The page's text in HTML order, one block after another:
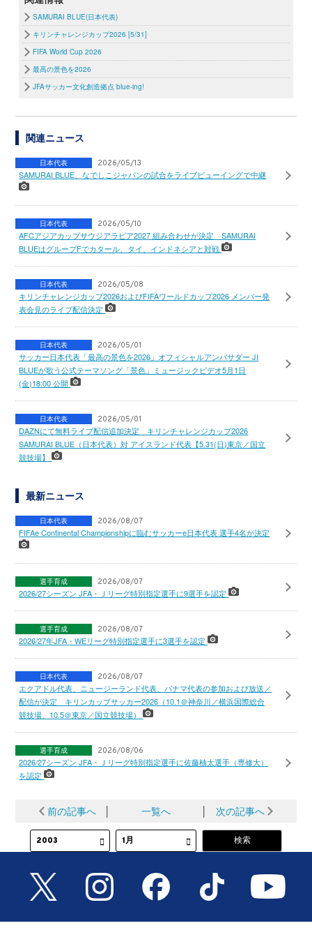
SAMURAI BLUE(日本代表)
キリンチャレンジカップ2026 [5/31]
FIFA World Cup 2026
最高の景色を2026
JFAサッカー文化創造拠点 blue-ing!
関連ニュース
日本代表 2026/05/13
SAMURAI BLUE、なでしこジャパンの試合をライブビューイングで中継
日本代表 2026/05/10
AFCアジアカップサウジアラビア2027 組み合わせが決定 SAMURAI
BLUEはグループFでカタール、タイ、インドネシアと対戦
日本代表 2026/05/08
キリンチャレンジカップ2026およびFIFAワールドカップ2026 メンバー発
表会見のライブ配信決定
日本代表 2026/05/01
サッカー日本代表「最高の景色を2026」オフィシャルアンバサダー JI
BLUEが歌う公式テーマソング「景色」ミュージックビデオ5月1日
(金)18:00 公開
日本代表 2026/05/01
DAZNにて無料ライブ配信追加決定 キリンチャレンジカップ2026
SAMURAI BLUE（日本代表）対 アイスランド代表【5.31(日)東京／国立
競技場】
最新ニュース
日本代表 2026/08/07
FIFAe Continental Championshipに臨むサッカーe日本代表 選手4名が決定
選手育成 2026/08/07
2026/27シーズン JFA・Ｊリーグ特別指定選手に9選手を認定
選手育成 2026/08/07
2026/27年JFA・WEリーグ特別指定選手に3選手を認定
日本代表 2026/08/07
エクアドル代表、ニュージーランド代表、パナマ代表の参加および放送／
配信が決定 キリンカップサッカー2026（10.1＠神奈川／横浜国際総合
競技場、10.5＠東京／国立競技場）
選手育成 2026/08/06
2026/27シーズン JFA・Ｊリーグ特別指定選手に佐藤柚太選手（専修大）
を認定
前の記事へ │ 一覧へ │ 次の記事へ